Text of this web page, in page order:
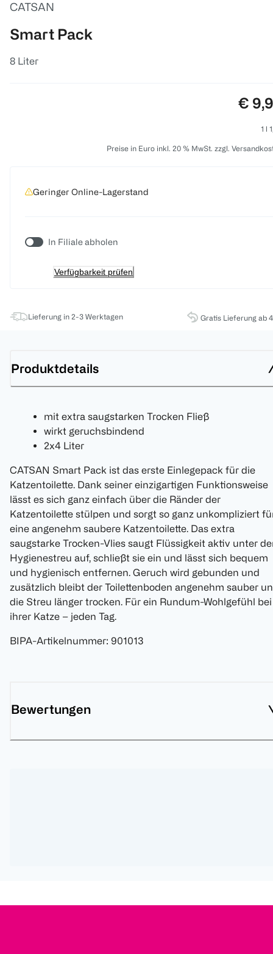
CATSAN
Smart Pack
8 Liter
€
1 l
Preise in Euro inkl. 20 % MwSt. zzgl.
Geringer Online-Lagerstand
In Filiale abholen
Verfügbarkeit prüfen
Lieferung in 2-3 Werktagen Gratis Lieferung ab
Produktdetails
mit extra saugstarken Trocken Fließ
wirkt geruchsbindend
2x4 Liter
CATSAN Smart Pack ist das erste Einlegepack für die
Katzentoilette. Dank seiner einzigartigen Funktionsweise
lässt es sich ganz einfach über die Ränder der
Katzentoilette stülpen und sorgt so ganz unkompliziert
eine angenehm saubere Katzentoilette. Das extra
saugstarke Trocken-Vlies saugt Flüssigkeit aktiv unter
Hygienestreu auf, schließt sie ein und lässt sich bequem
und hygienisch entfernen. Geruch wird gebunden und
zusätzlich bleibt der Toilettenboden angenehm sauber
die Streu länger trocken. Für ein Rundum-Wohlgefühl bei
ihrer Katze – jeden Tag.
BIPA-Artikelnummer: 901013
Bewertungen